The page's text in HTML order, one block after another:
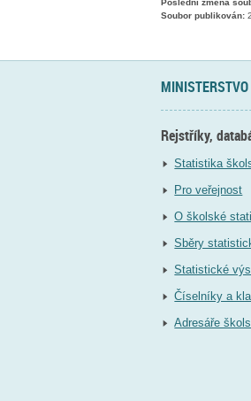
Poslední změna
Soubor publikován:
Rejstříky,
Statistika
Pro veřejnost
O školské
Sběry
Statistické
Číselníky a
Adresáře